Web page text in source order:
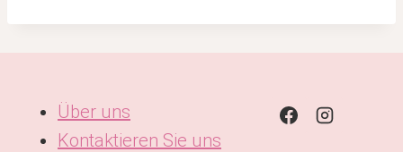
Über uns
Kontaktieren Sie uns